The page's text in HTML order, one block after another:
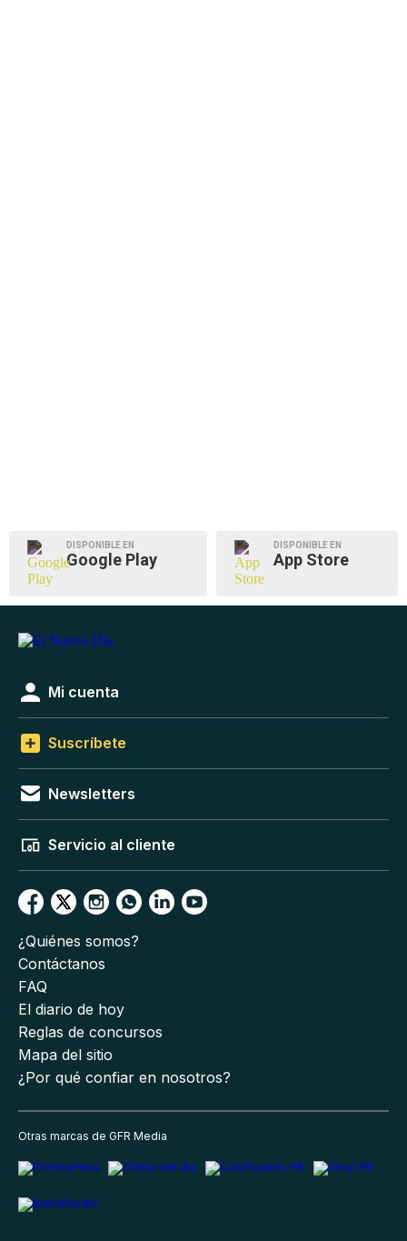
DISPONIBLE EN
Google Play
DISPONIBLE EN
App Store
Mi cuenta
Suscríbete
Newsletters
Servicio al cliente
¿Quiénes somos?
Contáctanos
FAQ
El diario de hoy
Reglas de concursos
Mapa del sitio
¿Por qué confiar en nosotros?
Otras marcas de GFR Media